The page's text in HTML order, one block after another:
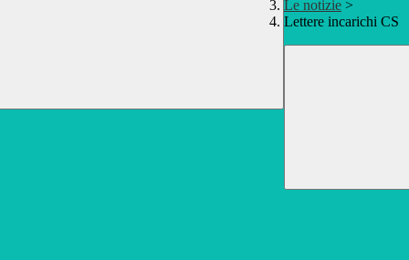
Le notizie >
Lettere incarichi CS